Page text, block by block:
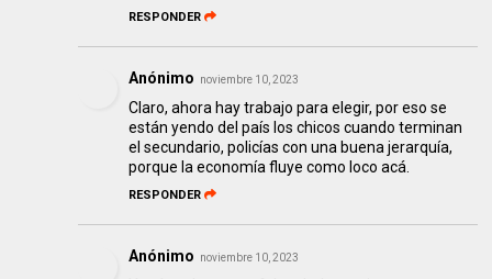
RESPONDER
Anónimo noviembre 10, 2023
Claro, ahora hay trabajo para elegir, por eso se
están yendo del país los chicos cuando terminan
el secundario, policías con una buena jerarquía,
porque la economía fluye como loco acá.
RESPONDER
Anónimo noviembre 10, 2023